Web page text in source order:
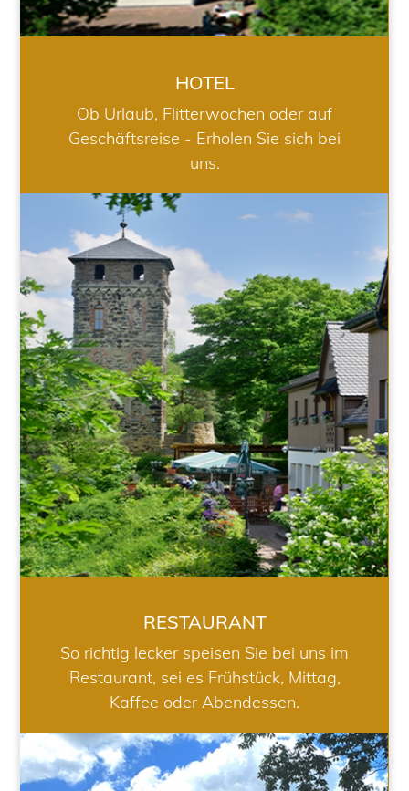
HOTEL
Ob Urlaub, Flitterwochen oder auf
Geschäftsreise - Erholen Sie sich bei
uns.
RESTAURANT
RESTAURANT
So richtig lecker speisen Sie bei uns im
Restaurant, sei es Frühstück, Mittag,
Kaffee oder Abendessen.